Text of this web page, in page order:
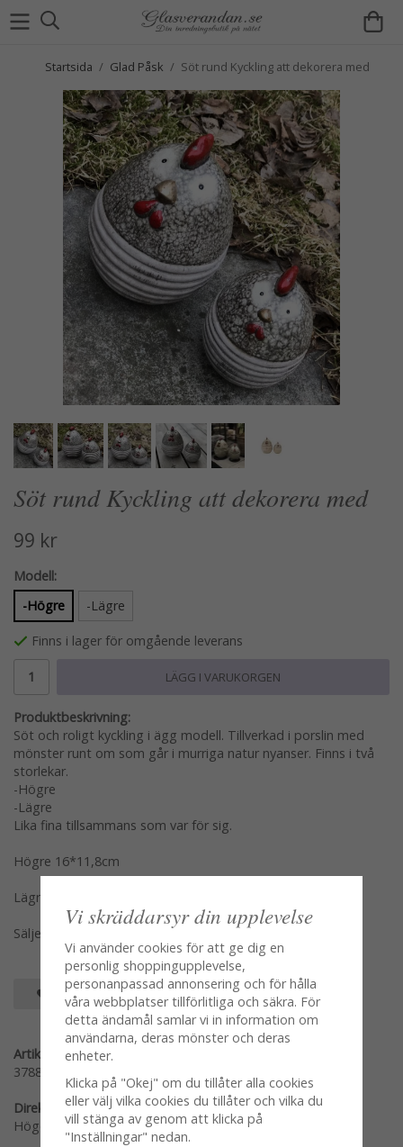
Startsida / Glad Påsk / Söt rund Kyckling att dekorera med
Söt rund Kyckling att dekorera med
99 kr
Modell:
-Högre
-Lägre
Finns i lager för omgående leverans
LÄGG I VARUKORGEN
Produktbeskrivning:
Söt och roligt kyckling i ägg modell. Tillverkad i porslin med
mönster runt om som går i murriga natur nyanser. Finns i två
storlekar.
-Högre
-Lägre
Lika fina tillsammans som var för sig.
Högre 16*11,8cm
Lägre 12*8,4cm
Säljes per styck en och en
SPARA SOM FAVORIT
Artikelnummer:
3788-11
Direktlänk:
Högerklicka och kopiera adressen
Vi skräddarsyr din upplevelse
Vi använder cookies för att ge dig en
personlig shoppingupplevelse,
personanpassad annonsering och för hålla
våra webbplatser tillförlitliga och säkra. För
detta ändamål samlar vi in information om
användarna, deras mönster och deras
enheter.
Klicka på "Okej" om du tillåter alla cookies
eller välj vilka cookies du tillåter och vilka du
vill stänga av genom att klicka på
"Inställningar" nedan.